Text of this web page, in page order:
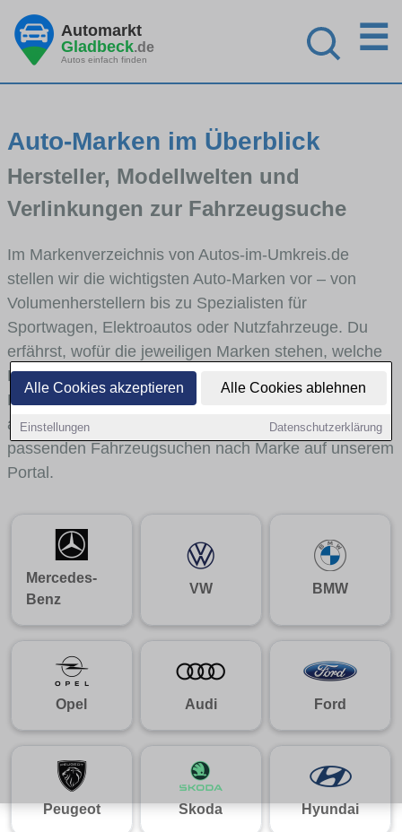
Alle Cookies akzeptieren Alle Cookies ablehnen
Einstellungen Datenschutzerklärung
Automarkt
Gladbeck.de
Autos einfach finden
☰
Auto-Marken im Überblick
Hersteller, Modellwelten und
Verlinkungen zur Fahrzeugsuche
Im Markenverzeichnis von Autos-im-Umkreis.de
stellen wir die wichtigsten Auto-Marken vor – von
Volumenherstellern bis zu Spezialisten für
Sportwagen, Elektroautos oder Nutzfahrzeuge. Du
erfährst, wofür die jeweiligen Marken stehen, welche
Fahrzeugklassen sie abdecken und wie sich die
Modellwelten unterscheiden. Von den Markenportraits
aus gelangst du mit internen Links bequem zu den
passenden Fahrzeugsuchen nach Marke auf unserem
Portal.
Mercedes-
Benz
VW BMW
Opel Audi Ford
Peugeot Skoda Hyundai